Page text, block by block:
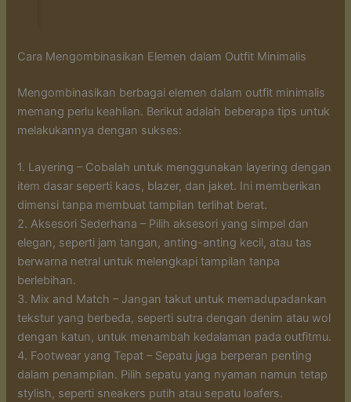
Cara Mengombinasikan Elemen dalam Outfit Minimalis
Mengombinasikan berbagai elemen dalam outfit minimalis
memang perlu keahlian. Berikut adalah beberapa tips untuk
melakukannya dengan sukses:
1. Layering – Cobalah untuk menggunakan layering dengan
item dasar seperti kaos, blazer, dan jaket. Ini memberikan
dimensi tanpa membuat tampilan terlihat berat.
2. Aksesori Sederhana – Pilih aksesori yang simpel dan
elegan, seperti jam tangan, anting-anting kecil, atau tas
berwarna netral untuk melengkapi tampilan tanpa
berlebihan.
3. Mix and Match – Jangan takut untuk memadupadankan
tekstur yang berbeda, seperti sutra dengan denim atau wol
dengan katun, untuk menambah kedalaman pada outfitmu.
4. Footwear yang Tepat – Sepatu juga berperan penting
dalam penampilan. Pilih sepatu yang nyaman namun tetap
stylish, seperti sneakers putih atau sepatu loafers.